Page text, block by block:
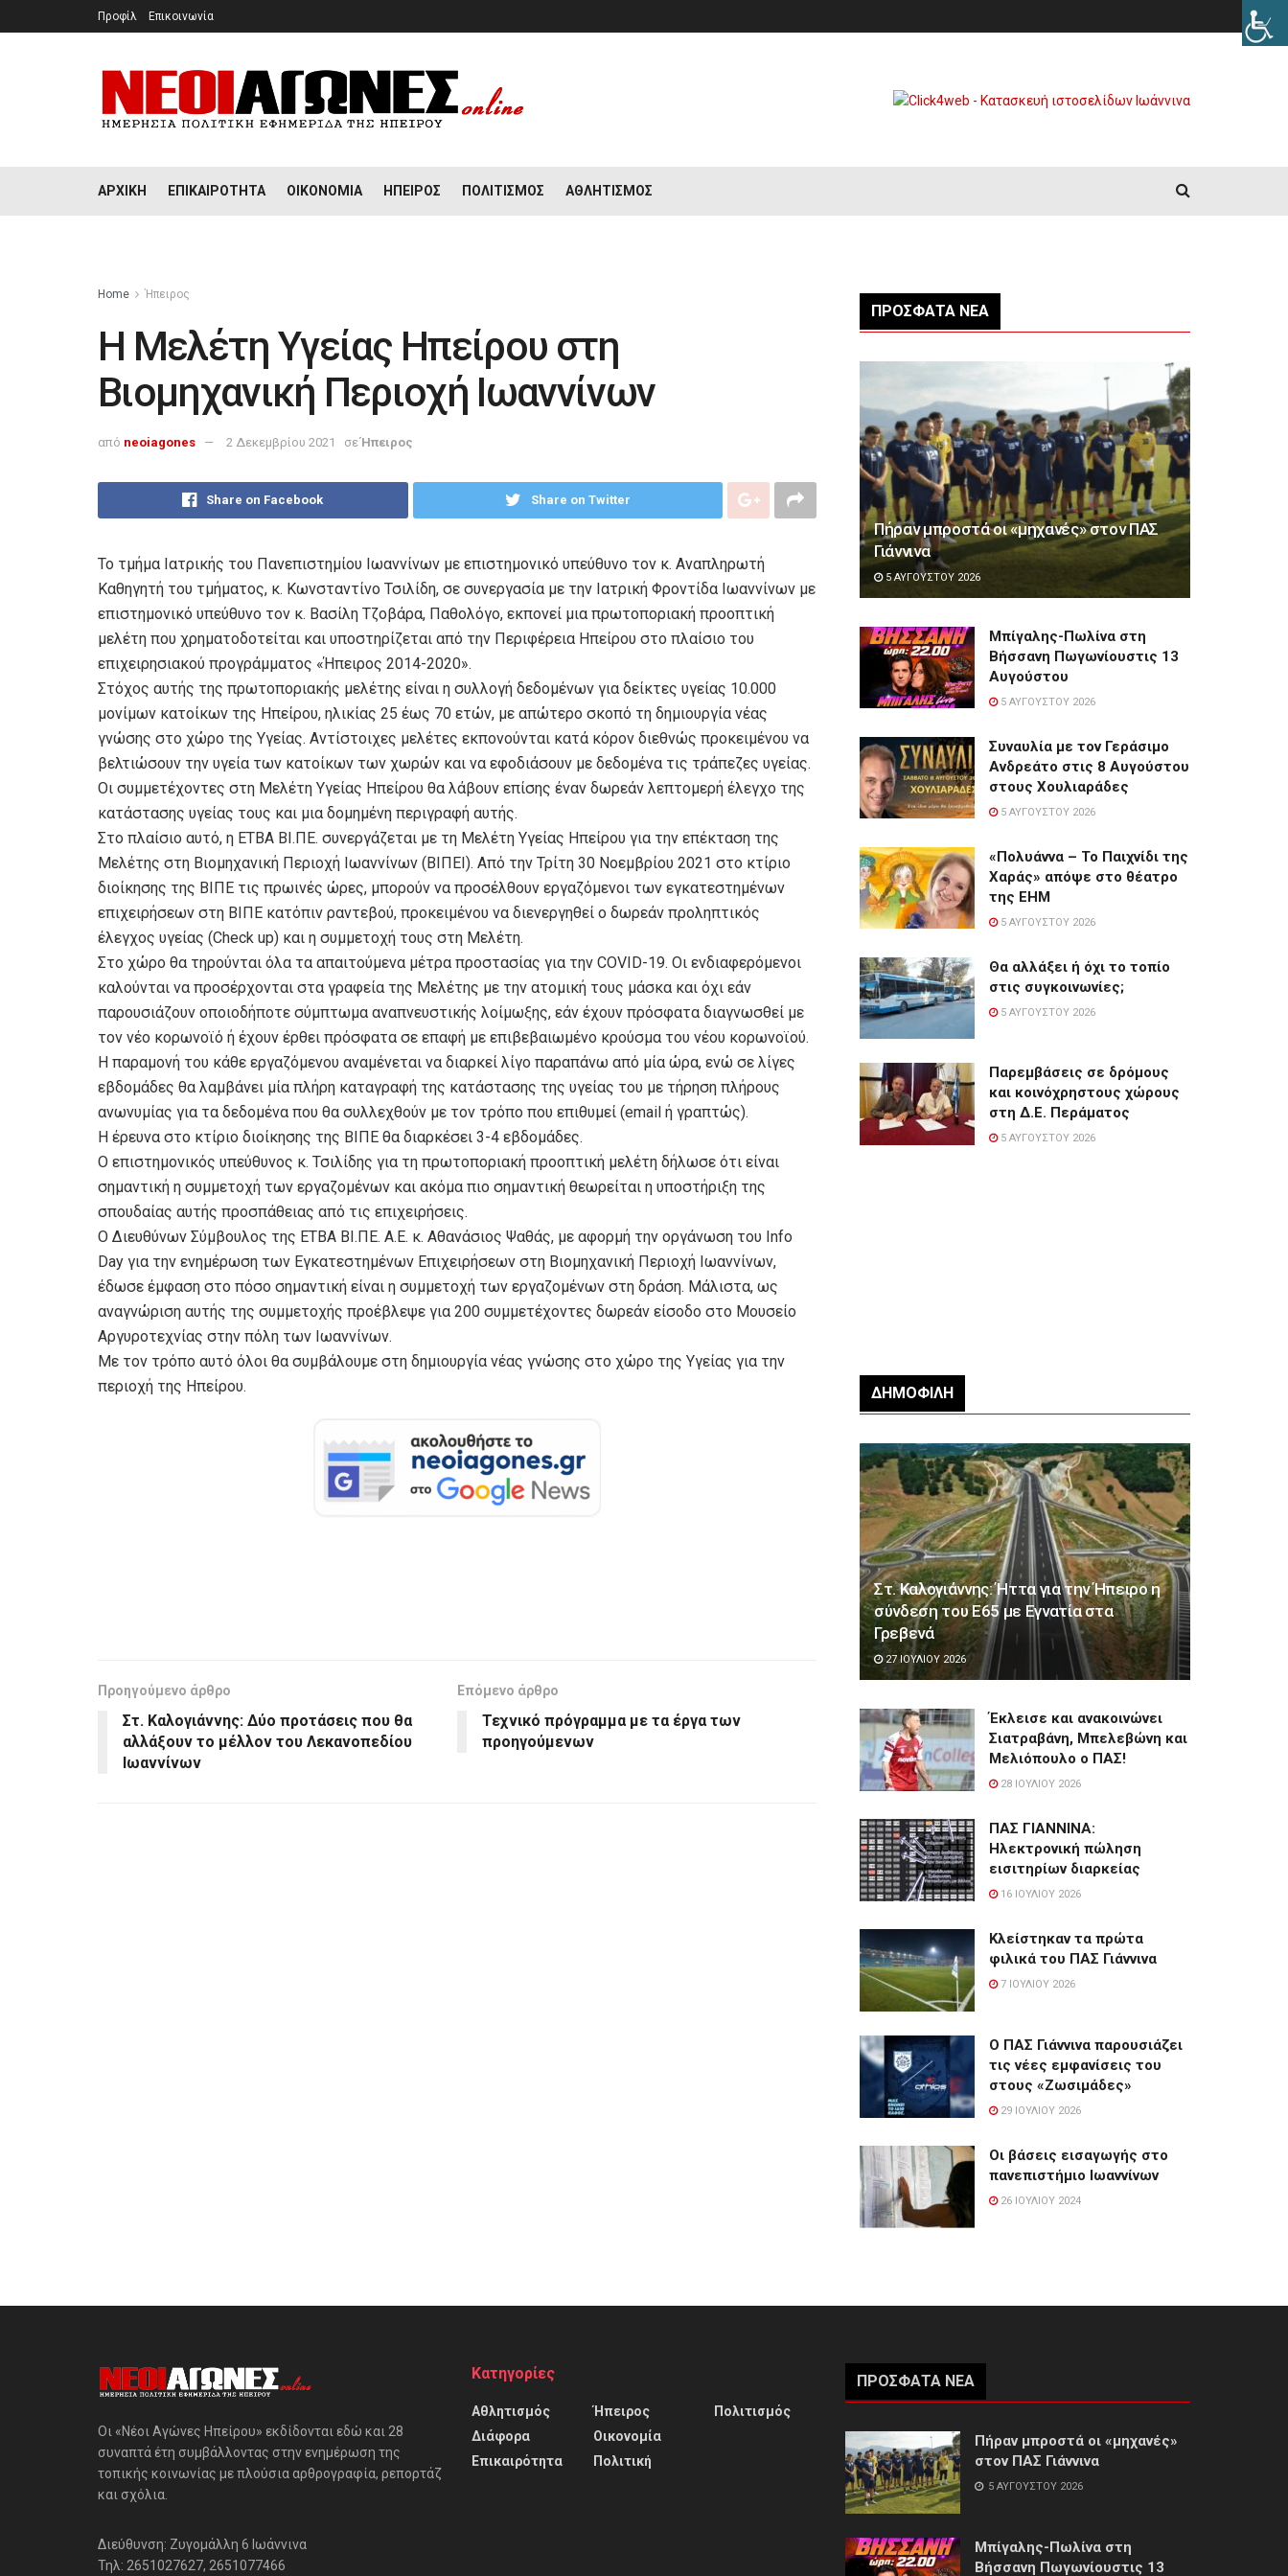
Προφίλ Επικοινωνία
ΑΡΧΙΚΉ ΕΠΙΚΑΙΡΌΤΗΤΑ ΟΙΚΟΝΟΜΊΑ ΉΠΕΙΡΟΣ ΠΟΛΙΤΙΣΜΌΣ ΑΘΛΗΤΙΣΜΌΣ
Home Ήπειρος
Η Μελέτη Υγείας Ηπείρου στη
Βιομηχανική Περιοχή Ιωαννίνων
από neoiagones 2 Δεκεμβρίου 2021 σε Ήπειρος
Share on Facebook Share on Twitter
Το τμήμα Ιατρικής του Πανεπιστημίου Ιωαννίνων με επιστημονικό υπεύθυνο τον κ. Αναπληρωτή
Καθηγητή του τμήματος, κ. Κωνσταντίνο Τσιλίδη, σε συνεργασία με την Ιατρική Φροντίδα Ιωαννίνων με
επιστημονικό υπεύθυνο τον κ. Βασίλη Τζοβάρα, Παθολόγο, εκπονεί μια πρωτοποριακή προοπτική
μελέτη που χρηματοδοτείται και υποστηρίζεται από την Περιφέρεια Ηπείρου στο πλαίσιο του
επιχειρησιακού προγράμματος «Ήπειρος 2014-2020».
Στόχος αυτής της πρωτοποριακής μελέτης είναι η συλλογή δεδομένων για δείκτες υγείας 10.000
μονίμων κατοίκων της Ηπείρου, ηλικίας 25 έως 70 ετών, με απώτερο σκοπό τη δημιουργία νέας
γνώσης στο χώρο της Υγείας. Αντίστοιχες μελέτες εκπονούνται κατά κόρον διεθνώς προκειμένου να
βελτιώσουν την υγεία των κατοίκων των χωρών και να εφοδιάσουν με δεδομένα τις τράπεζες υγείας.
Οι συμμετέχοντες στη Μελέτη Υγείας Ηπείρου θα λάβουν επίσης έναν δωρεάν λεπτομερή έλεγχο της
κατάστασης υγείας τους και μια δομημένη περιγραφή αυτής.
Στο πλαίσιο αυτό, η ΕΤΒΑ ΒΙ.ΠΕ. συνεργάζεται με τη Μελέτη Υγείας Ηπείρου για την επέκταση της
Μελέτης στη Βιομηχανική Περιοχή Ιωαννίνων (ΒΙΠΕΙ). Από την Τρίτη 30 Νοεμβρίου 2021 στο κτίριο
διοίκησης της ΒΙΠΕ τις πρωινές ώρες, μπορούν να προσέλθουν εργαζόμενοι των εγκατεστημένων
επιχειρήσεων στη ΒΙΠΕ κατόπιν ραντεβού, προκειμένου να διενεργηθεί ο δωρεάν προληπτικός
έλεγχος υγείας (Check up) και η συμμετοχή τους στη Μελέτη.
Στο χώρο θα τηρούνται όλα τα απαιτούμενα μέτρα προστασίας για την COVID-19. Οι ενδιαφερόμενοι
καλούνται να προσέρχονται στα γραφεία της Μελέτης με την ατομική τους μάσκα και όχι εάν
παρουσιάζουν οποιοδήποτε σύμπτωμα αναπνευστικής λοίμωξης, εάν έχουν πρόσφατα διαγνωσθεί με
τον νέο κορωνοϊό ή έχουν έρθει πρόσφατα σε επαφή με επιβεβαιωμένο κρούσμα του νέου κορωνοϊού.
Η παραμονή του κάθε εργαζόμενου αναμένεται να διαρκεί λίγο παραπάνω από μία ώρα, ενώ σε λίγες
εβδομάδες θα λαμβάνει μία πλήρη καταγραφή της κατάστασης της υγείας του με τήρηση πλήρους
ανωνυμίας για τα δεδομένα που θα συλλεχθούν με τον τρόπο που επιθυμεί (email ή γραπτώς).
Η έρευνα στο κτίριο διοίκησης της ΒΙΠΕ θα διαρκέσει 3-4 εβδομάδες.
Ο επιστημονικός υπεύθυνος κ. Τσιλίδης για τη πρωτοποριακή προοπτική μελέτη δήλωσε ότι είναι
σημαντική η συμμετοχή των εργαζομένων και ακόμα πιο σημαντική θεωρείται η υποστήριξη της
σπουδαίας αυτής προσπάθειας από τις επιχειρήσεις.
Ο Διευθύνων Σύμβουλος της ΕΤΒΑ ΒΙ.ΠΕ. Α.Ε. κ. Αθανάσιος Ψαθάς, με αφορμή την οργάνωση του Info
Day για την ενημέρωση των Εγκατεστημένων Επιχειρήσεων στη Βιομηχανική Περιοχή Ιωαννίνων,
έδωσε έμφαση στο πόσο σημαντική είναι η συμμετοχή των εργαζομένων στη δράση. Μάλιστα, ως
αναγνώριση αυτής της συμμετοχής προέβλεψε για 200 συμμετέχοντες δωρεάν είσοδο στο Μουσείο
Αργυροτεχνίας στην πόλη των Ιωαννίνων.
Με τον τρόπο αυτό όλοι θα συμβάλουμε στη δημιουργία νέας γνώσης στο χώρο της Υγείας για την
περιοχή της Ηπείρου.
Προηγούμενο άρθρο
Στ. Καλογιάννης: Δύο προτάσεις που θα
αλλάξουν το μέλλον του Λεκανοπεδίου
Ιωαννίνων
Επόμενο άρθρο
Τεχνικό πρόγραμμα με τα έργα των
προηγούμενων
ΠΡΌΣΦΑΤΑ ΝΈΑ
Πήραν μπροστά οι «μηχανές» στον ΠΑΣ
Γιάννινα
5 ΑΥΓΟΎΣΤΟΥ 2026
Μπίγαλης-Πωλίνα στη
Βήσσανη Πωγωνίουστις 13
Αυγούστου
5 ΑΥΓΟΎΣΤΟΥ 2026
Συναυλία με τον Γεράσιμο
Ανδρεάτο στις 8 Αυγούστου
στους Χουλιαράδες
5 ΑΥΓΟΎΣΤΟΥ 2026
«Πολυάννα – Το Παιχνίδι της
Χαράς» απόψε στο θέατρο
της ΕΗΜ
5 ΑΥΓΟΎΣΤΟΥ 2026
Θα αλλάξει ή όχι το τοπίο
στις συγκοινωνίες;
5 ΑΥΓΟΎΣΤΟΥ 2026
Παρεμβάσεις σε δρόμους
και κοινόχρηστους χώρους
στη Δ.Ε. Περάματος
5 ΑΥΓΟΎΣΤΟΥ 2026
ΔΗΜΟΦΙΛΉ
Στ. Καλογιάννης: Ήττα για την Ήπειρο η
σύνδεση του Ε65 με Εγνατία στα
Γρεβενά
27 ΙΟΥΛΊΟΥ 2026
Έκλεισε και ανακοινώνει
Σιατραβάνη, Μπελεβώνη και
Μελιόπουλο ο ΠΑΣ!
28 ΙΟΥΛΊΟΥ 2026
ΠΑΣ ΓΙΑΝΝΙΝΑ:
Hλεκτρονική πώληση
εισιτηρίων διαρκείας
16 ΙΟΥΛΊΟΥ 2026
Κλείστηκαν τα πρώτα
φιλικά του ΠΑΣ Γιάννινα
7 ΙΟΥΛΊΟΥ 2026
Ο ΠΑΣ Γιάννινα παρουσιάζει
τις νέες εμφανίσεις του
στους «Ζωσιμάδες»
29 ΙΟΥΛΊΟΥ 2026
Οι βάσεις εισαγωγής στο
πανεπιστήμιο Ιωαννίνων
26 ΙΟΥΛΊΟΥ 2024
Οι «Νέοι Αγώνες Ηπείρου» εκδίδονται εδώ και 28
συναπτά έτη συμβάλλοντας στην ενημέρωση της
τοπικής κοινωνίας με πλούσια αρθρογραφία, ρεπορτάζ
και σχόλια.
Διεύθυνση: Ζυγομάλλη 6 Ιωάννινα
Τηλ: 2651027627, 2651077466
Κατηγορίες
Αθλητισμός
Διάφορα
Επικαιρότητα
Ήπειρος
Οικονομία
Πολιτική
Πολιτισμός
ΠΡΌΣΦΑΤΑ ΝΈΑ
Πήραν μπροστά οι «μηχανές»
στον ΠΑΣ Γιάννινα
5 ΑΥΓΟΎΣΤΟΥ 2026
Μπίγαλης-Πωλίνα στη
Βήσσανη Πωγωνίουστις 13